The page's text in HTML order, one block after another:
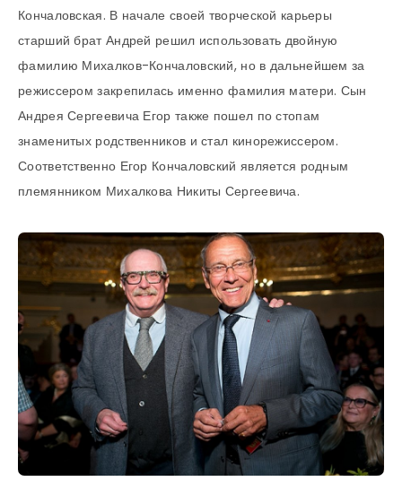
Кончаловская. В начале своей творческой карьеры
старший брат Андрей решил использовать двойную
фамилию Михалков-Кончаловский, но в дальнейшем за
режиссером закрепилась именно фамилия матери. Сын
Андрея Сергеевича Егор также пошел по стопам
знаменитых родственников и стал кинорежиссером.
Соответственно Егор Кончаловский является родным
племянником Михалкова Никиты Сергеевича.